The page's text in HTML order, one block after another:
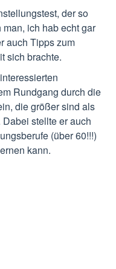
der so
man, ich hab echt gar
auch Tipps zum
sich brachte.
Rundgang durch die
die größer sind als
stellte er auch
(über 60!!!)
kann.